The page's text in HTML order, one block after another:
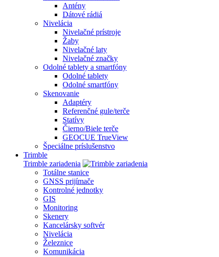
Antény
Dátové rádiá
Nivelácia
Nivelačné prístroje
Žaby
Nivelačné laty
Nivelačné značky
Odolné tablety a smartfóny
Odolné tablety
Odolné smartfóny
Skenovanie
Adaptéry
Referenčné gule/terče
Statívy
Čierno/Biele terče
GEOCUE TrueView
Špeciálne príslušenstvo
Trimble
Trimble zariadenia
Totálne stanice
GNSS prijímače
Kontrolné jednotky
GIS
Monitoring
Skenery
Kancelársky softvér
Nivelácia
Železnice
Komunikácia